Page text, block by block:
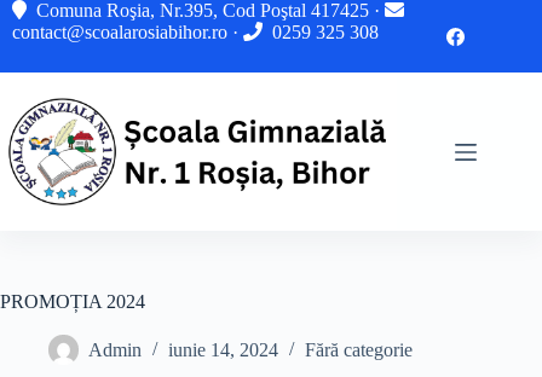
Sari Comuna Roşia, Nr.395, Cod Poştal 417425 ·
contact@scoalarosiabihor.ro · 0259 325 308
PROMOȚIA 2024
Admin iunie 14, 2024 Fără categorie